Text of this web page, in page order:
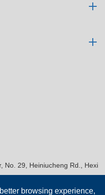
No. 29, Heiniucheng Rd., Hexi
browsing experience,